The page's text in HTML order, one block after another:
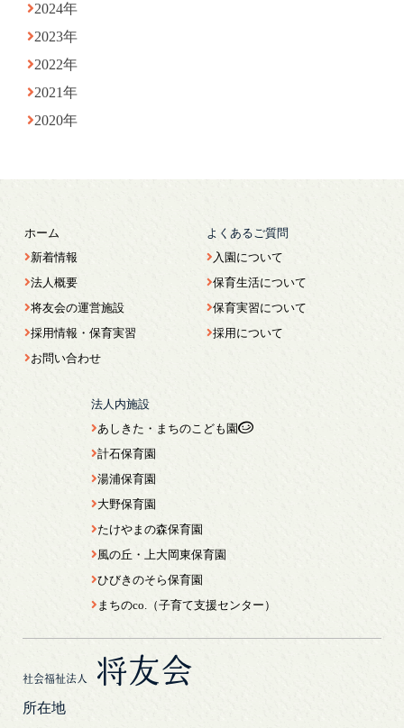
2024年
2023年
2022年
2021年
2020年
社会福祉法人 将友会
所在地
ホーム
新着情報
法人概要
将友会の運営施設
採用情報・保育実習
お問い合わせ
よくあるご質問
入園について
保育生活について
保育実習について
採用について
法人内施設
あしきた・まちのこども園
計石保育園
湯浦保育園
大野保育園
たけやまの森保育園
風の丘・上大岡東保育園
ひびきのそら保育園
まちのco.（子育て支援センター）